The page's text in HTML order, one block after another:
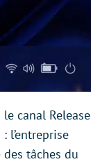
canal Release
l’entreprise
tâches du